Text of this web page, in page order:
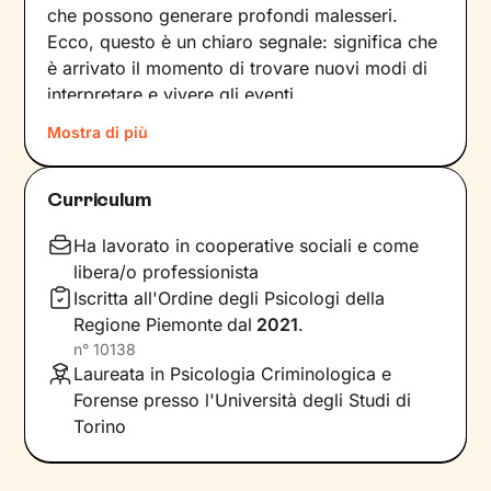
che possono generare profondi malesseri.
Ecco, questo è un chiaro segnale: significa che
è arrivato il momento di trovare nuovi modi di
interpretare e vivere gli eventi.
Come farlo? Raccontando la nostra storia alla
ricerca di ciò che non ci rappresenta più, e
individuando
nuova strada che ci consente di affrontare
situazioni, relazioni ed emozioni in armonia con
i nostri bisogni e desideri più profondi.
Il nostro percorso insieme si baserà su un
ascolto attivo, privo di giudizio, e sulla
costruzione di una relazione accoglientee di
supporto. Ci concentreremo poi sul presente,
meno funzionali per te e quali invece
Mostra di più
Curriculum
Ha lavorato in cooperative sociali e come
libera/o professionista
Iscritta all'Ordine degli Psicologi della
Regione Piemonte dal 2021.
n° 10138
Laureata in Psicologia Criminologica e
Forense presso l'Università degli Studi di
Torino